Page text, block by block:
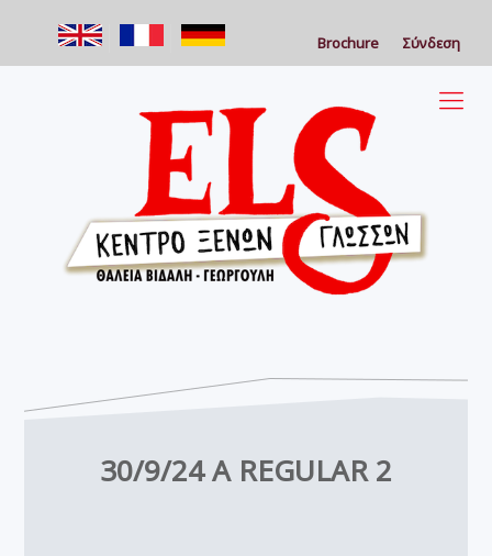
Brochure Σύνδεση
30/9/24 A REGULAR 2